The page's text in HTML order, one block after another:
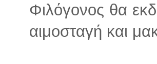
Φιλόγονος θα
αιμοσταγή και